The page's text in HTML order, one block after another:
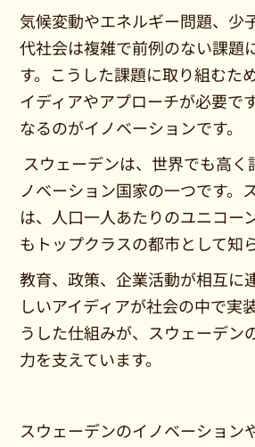
気候変動やエネルギー問題、少
代社会は複雑で前例のない課題
す。こうした課題に取り組むた
イディアやアプローチが必要で
なるのがイノベーションです。
スウェーデンは、世界でも高く
ノベーション国家の一つです。
は、人口一人あたりのユニコー
もトップクラスの都市として知
教育、政策、企業活動が相互に
しいアイディアが社会の中で実
うした仕組みが、スウェーデン
力を支えています。
スウェーデンのイノベーション